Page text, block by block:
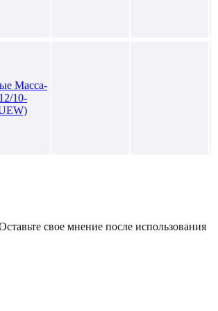
Масса-
10-
свое мнение после использования